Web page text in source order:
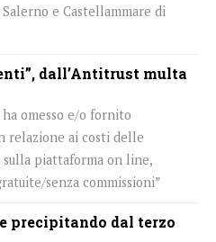
e Castellammare di
dall’Antitrust multa
omesso e/o fornito
relazione ai costi delle
piattaforma on line,
senza commissioni”
precipitando dal terzo